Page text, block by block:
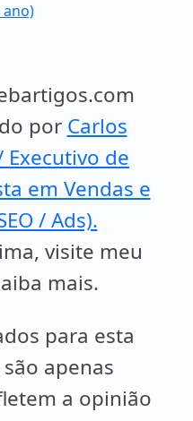
ano)
por Carlos
Executivo de
em Vendas e
/ Ads).
visite meu
mais.
para esta
apenas
a opinião